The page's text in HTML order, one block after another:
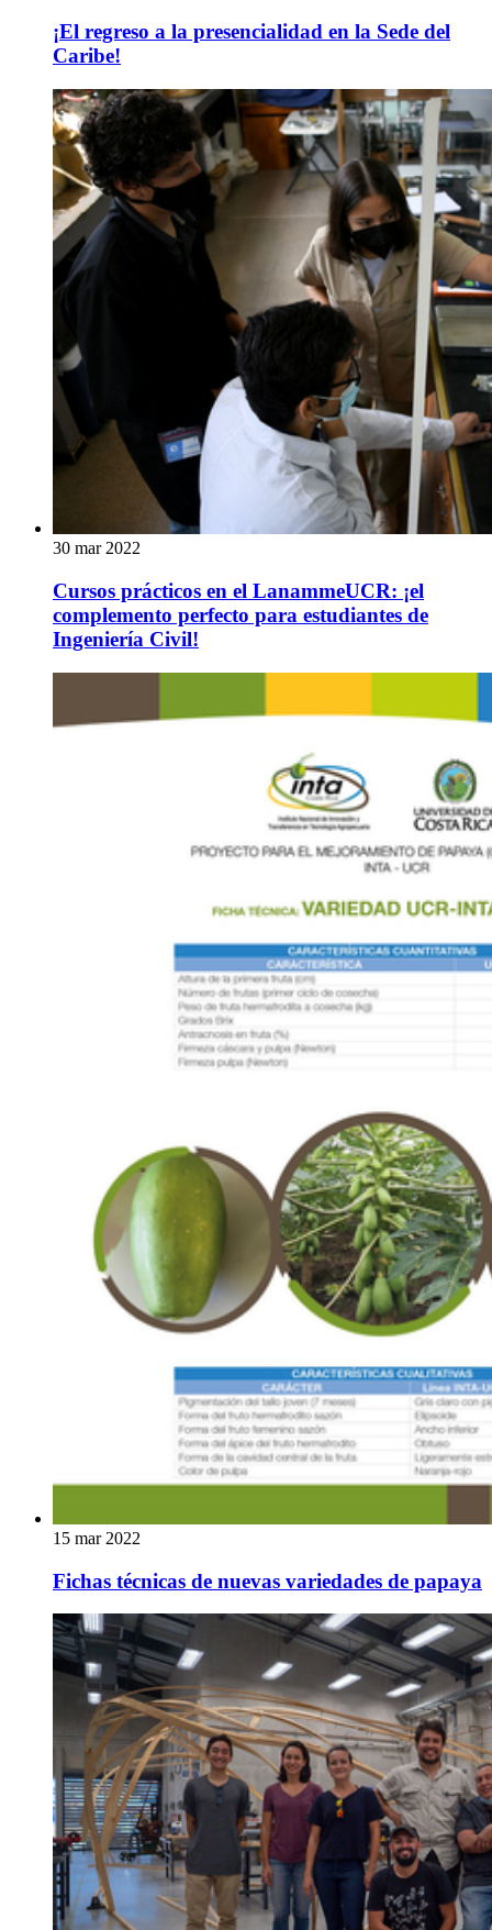
¡El regreso a la presencialidad en la Sede del
Caribe!
30 mar 2022
Cursos prácticos en el LanammeUCR: ¡el
complemento perfecto para estudiantes de
Ingeniería Civil!
15 mar 2022
Fichas técnicas de nuevas variedades de papaya